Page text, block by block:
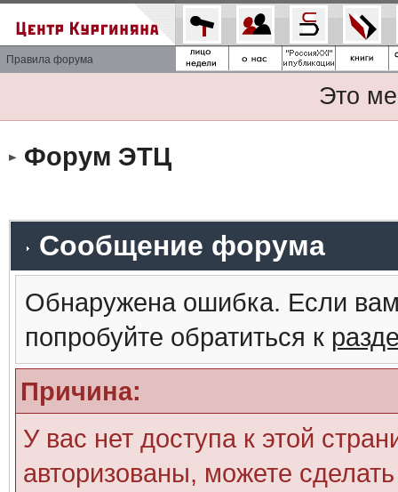
Правила форума
Это
Форум ЭТЦ
Сообщение форума
Обнаружена ошибка. Если
попробуйте обратиться к
Причина:
У вас нет доступа к этой
авторизованы, можете